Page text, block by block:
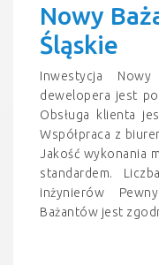
Nowy
Śląskie
Inwestycja
dewelopera jest
Obsługa klienta
Współpraca z
Jakość wykonania
standardem.
inżynierów
Bażantów jest